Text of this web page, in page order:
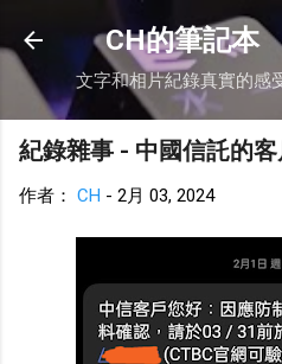
跳到主要
CH的筆記本
文字和相片紀錄真實的感
紀錄雜事 - 中國信託的
作者： CH - 2月 03, 2024